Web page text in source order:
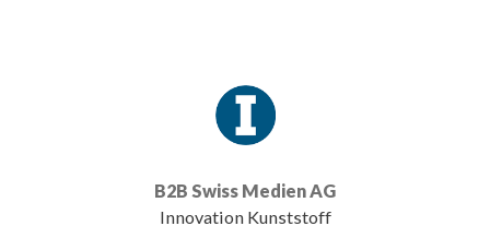
B2B Swiss Medien AG
Innovation Kunststoff